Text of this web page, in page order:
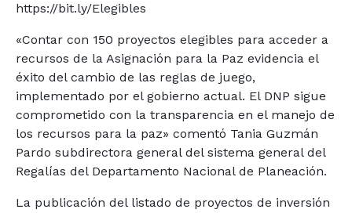
https://bit.ly/Elegibles
«Contar con 150 proyectos elegibles para acceder a
recursos de la Asignación para la Paz evidencia el
éxito del cambio de las reglas de juego,
implementado por el gobierno actual. El DNP sigue
comprometido con la transparencia en el manejo de
los recursos para la paz» comentó Tania Guzmán
Pardo subdirectora general del sistema general del
Regalías del Departamento Nacional de Planeación.
La publicación del listado de proyectos de inversión